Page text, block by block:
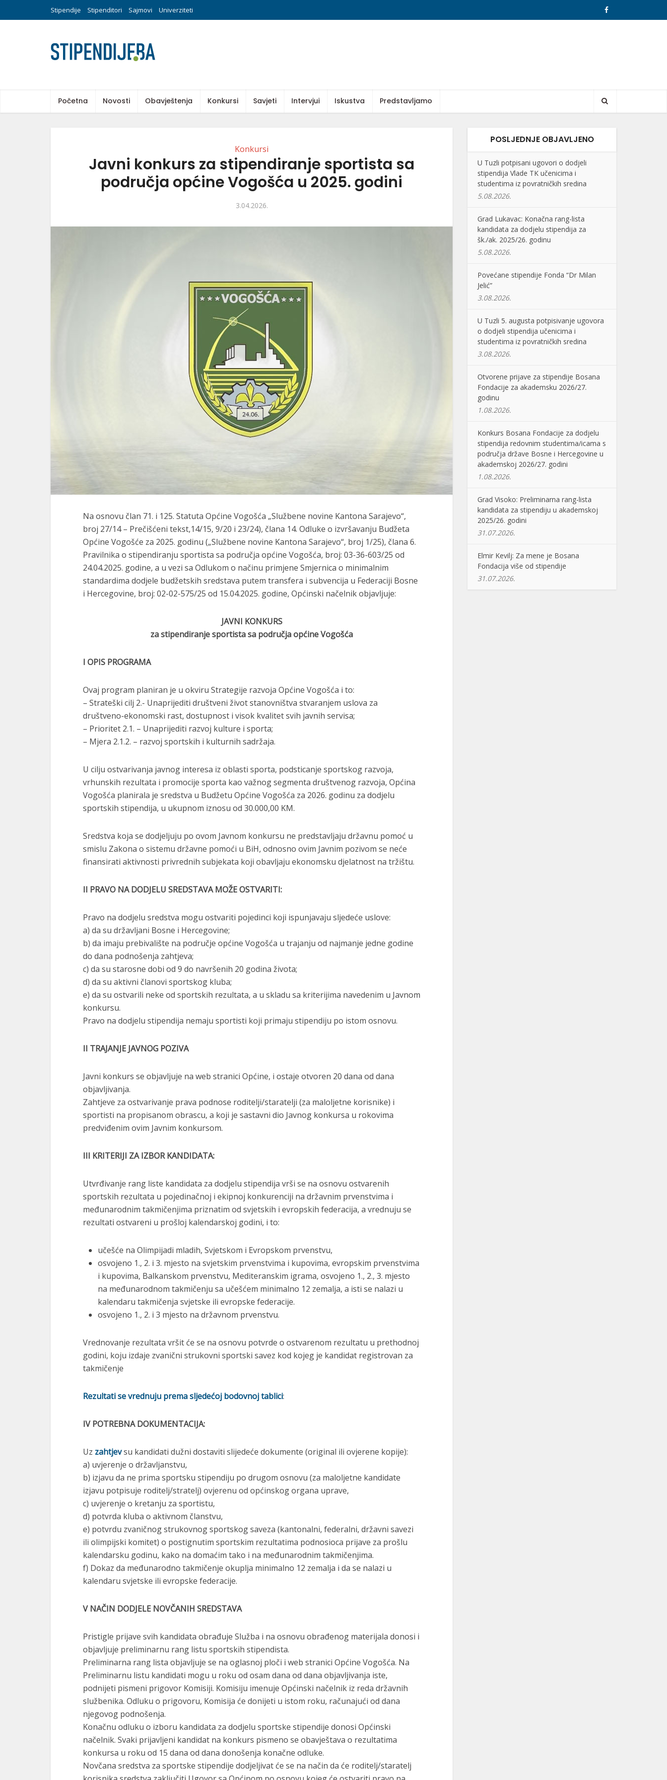
Stipendije Stipenditori Sajmovi Univerziteti
Početna Novosti Obavještenja Konkursi Savjeti Intervjui Iskustva Predstavljamo
Konkursi
Javni konkurs za stipendiranje sportista sa
područja općine Vogošća u 2025. godini
3.04.2026.
Na osnovu član 71. i 125. Statuta Općine Vogošća „Službene novine Kantona Sarajevo“,
broj 27/14 – Prečišćeni tekst,14/15, 9/20 i 23/24), člana 14. Odluke o izvršavanju Budžeta
Općine Vogošće za 2025. godinu („Službene novine Kantona Sarajevo“, broj 1/25), člana 6.
Pravilnika o stipendiranju sportista sa područja općine Vogošća, broj: 03-36-603/25 od
24.04.2025. godine, a u vezi sa Odlukom o načinu primjene Smjernica o minimalnim
standardima dodjele budžetskih sredstava putem transfera i subvencija u Federaciji Bosne
i Hercegovine, broj: 02-02-575/25 od 15.04.2025. godine, Općinski načelnik objavljuje:
JAVNI KONKURS
za stipendiranje sportista sa područja općine Vogošća
I OPIS PROGRAMA
Ovaj program planiran je u okviru Strategije razvoja Općine Vogošća i to:
– Strateški cilj 2.- Unaprijediti društveni život stanovništva stvaranjem uslova za
društveno-ekonomski rast, dostupnost i visok kvalitet svih javnih servisa;
– Prioritet 2.1. – Unaprijediti razvoj kulture i sporta;
– Mjera 2.1.2. – razvoj sportskih i kulturnih sadržaja.
U cilju ostvarivanja javnog interesa iz oblasti sporta, podsticanje sportskog razvoja,
vrhunskih rezultata i promocije sporta kao važnog segmenta društvenog razvoja, Općina
Vogošća planirala je sredstva u Budžetu Općine Vogošća za 2026. godinu za dodjelu
sportskih stipendija, u ukupnom iznosu od 30.000,00 KM.
Sredstva koja se dodjeljuju po ovom Javnom konkursu ne predstavljaju državnu pomoć u
smislu Zakona o sistemu državne pomoći u BiH, odnosno ovim Javnim pozivom se neće
finansirati aktivnosti privrednih subjekata koji obavljaju ekonomsku djelatnost na tržištu.
II PRAVO NA DODJELU SREDSTAVA MOŽE OSTVARITI:
Pravo na dodjelu sredstva mogu ostvariti pojedinci koji ispunjavaju sljedeće uslove:
a) da su državljani Bosne i Hercegovine;
b) da imaju prebivalište na područje općine Vogošća u trajanju od najmanje jedne godine
do dana podnošenja zahtjeva;
c) da su starosne dobi od 9 do navršenih 20 godina života;
d) da su aktivni članovi sportskog kluba;
e) da su ostvarili neke od sportskih rezultata, a u skladu sa kriterijima navedenim u Javnom
konkursu.
Pravo na dodjelu stipendija nemaju sportisti koji primaju stipendiju po istom osnovu.
II TRAJANJE JAVNOG POZIVA
Javni konkurs se objavljuje na web stranici Općine, i ostaje otvoren 20 dana od dana
objavljivanja.
Zahtjeve za ostvarivanje prava podnose roditelji/staratelji (za maloljetne korisnike) i
sportisti na propisanom obrascu, a koji je sastavni dio Javnog konkursa u rokovima
predviđenim ovim Javnim konkursom.
III KRITERIJI ZA IZBOR KANDIDATA:
Utvrđivanje rang liste kandidata za dodjelu stipendija vrši se na osnovu ostvarenih
sportskih rezultata u pojedinačnoj i ekipnoj konkurenciji na državnim prvenstvima i
međunarodnim takmičenjima priznatim od svjetskih i evropskih federacija, a vrednuju se
rezultati ostvareni u prošloj kalendarskoj godini, i to:
učešće na Olimpijadi mladih, Svjetskom i Evropskom prvenstvu,
osvojeno 1., 2. i 3. mjesto na svjetskim prvenstvima i kupovima, evropskim prvenstvima
i kupovima, Balkanskom prvenstvu, Mediteranskim igrama, osvojeno 1., 2., 3. mjesto
na međunarodnom takmičenju sa učešćem minimalno 12 zemalja, a isti se nalazi u
kalendaru takmičenja svjetske ili evropske federacije.
osvojeno 1., 2. i 3 mjesto na državnom prvenstvu.
Vrednovanje rezultata vršit će se na osnovu potvrde o ostvarenom rezultatu u prethodnoj
godini, koju izdaje zvanični strukovni sportski savez kod kojeg je kandidat registrovan za
takmičenje
Rezultati se vrednuju prema sljedećoj bodovnoj tablici:
IV POTREBNA DOKUMENTACIJA:
Uz zahtjevsu kandidati dužni dostaviti slijedeće dokumente (original ili ovjerene kopije):
a) uvjerenje o državljanstvu,
b) izjavu da ne prima sportsku stipendiju po drugom osnovu (za maloljetne kandidate
izjavu potpisuje roditelj/stratelj) ovjerenu od općinskog organa uprave,
c) uvjerenje o kretanju za sportistu,
d) potvrda kluba o aktivnom članstvu,
e) potvrdu zvaničnog strukovnog sportskog saveza (kantonalni, federalni, državni savezi
ili olimpijski komitet) o postignutim sportskim rezultatima podnosioca prijave za prošlu
kalendarsku godinu, kako na domaćim tako i na međunarodnim takmičenjima.
f) Dokaz da međunarodno takmičenje okuplja minimalno 12 zemalja i da se nalazi u
kalendaru svjetske ili evropske federacije.
V NAČIN DODJELE NOVČANIH SREDSTAVA
Pristigle prijave svih kandidata obrađuje Služba i na osnovu obrađenog materijala donosi i
objavljuje preliminarnu rang listu sportskih stipendista.
Preliminarna rang lista objavljuje se na oglasnoj ploči i web stranici Općine Vogošća. Na
Preliminarnu listu kandidati mogu u roku od osam dana od dana objavljivanja iste,
podnijeti pismeni prigovor Komisiji. Komisiju imenuje Općinski načelnik iz reda državnih
službenika. Odluku o prigovoru, Komisija će donijeti u istom roku, računajući od dana
njegovog podnošenja.
Konačnu odluku o izboru kandidata za dodjelu sportske stipendije donosi Općinski
načelnik. Svaki prijavljeni kandidat na konkurs pismeno se obavještava o rezultatima
konkursa u roku od 15 dana od dana donošenja konačne odluke.
Novčana sredstva za sportske stipendije dodjeljivat će se na način da će roditelj/staratelj
POSLJEDNJE OBJAVLJENO
U Tuzli potpisani ugovori o dodjeli
stipendija Vlade TK učenicima i
studentima iz povratničkih sredina
5.08.2026.
Grad Lukavac: Konačna rang-lista
kandidata za dodjelu stipendija za
šk./ak. 2025/26. godinu
5.08.2026.
Povećane stipendije Fonda “Dr Milan
Jelić”
3.08.2026.
U Tuzli 5. augusta potpisivanje ugovora
o dodjeli stipendija učenicima i
studentima iz povratničkih sredina
3.08.2026.
Otvorene prijave za stipendije Bosana
Fondacije za akademsku 2026/27.
godinu
1.08.2026.
Konkurs Bosana Fondacije za dodjelu
stipendija redovnim studentima/icama s
područja države Bosne i Hercegovine u
akademskoj 2026/27. godini
1.08.2026.
Grad Visoko: Preliminarna rang-lista
kandidata za stipendiju u akademskoj
2025/26. godini
31.07.2026.
Elmir Kevilj: Za mene je Bosana
Fondacija više od stipendije
31.07.2026.